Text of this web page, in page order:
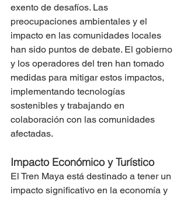
exento de desafíos. Las
preocupaciones ambientales y el
impacto en las comunidades locales
han sido puntos de debate. El gobierno
y los operadores del tren han tomado
medidas para mitigar estos impactos,
implementando tecnologías
sostenibles y trabajando en
colaboración con las comunidades
afectadas.
Impacto Económico y Turístico
El Tren Maya está destinado a tener un
impacto significativo en la economía y